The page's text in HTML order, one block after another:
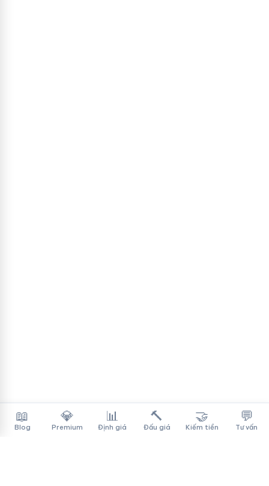
📖
Blog
💎
Premium
📊
Định giá
🔨
Đấu giá
🤝
Kiếm tiền
💬
Tư vấn